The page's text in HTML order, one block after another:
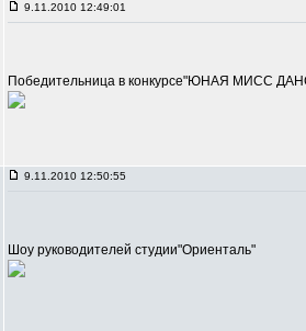
9.11.2010 12:49:01
Победительница в конкурсе"ЮНАЯ МИСС
9.11.2010 12:50:55
Шоу руководителей студии"Ориенталь"